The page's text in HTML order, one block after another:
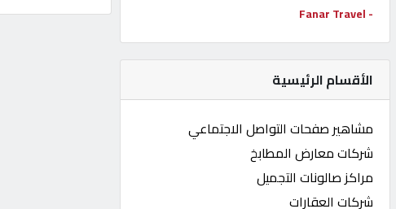
كيو
كارز
كيو
الدليل
القطري
- Fanar Travel
الأقسام الرئيسية
مشاهير صفحات التواصل الاجتماعي
شركات معارض المطابخ
مراكز صالونات التجميل
شركات العقارات